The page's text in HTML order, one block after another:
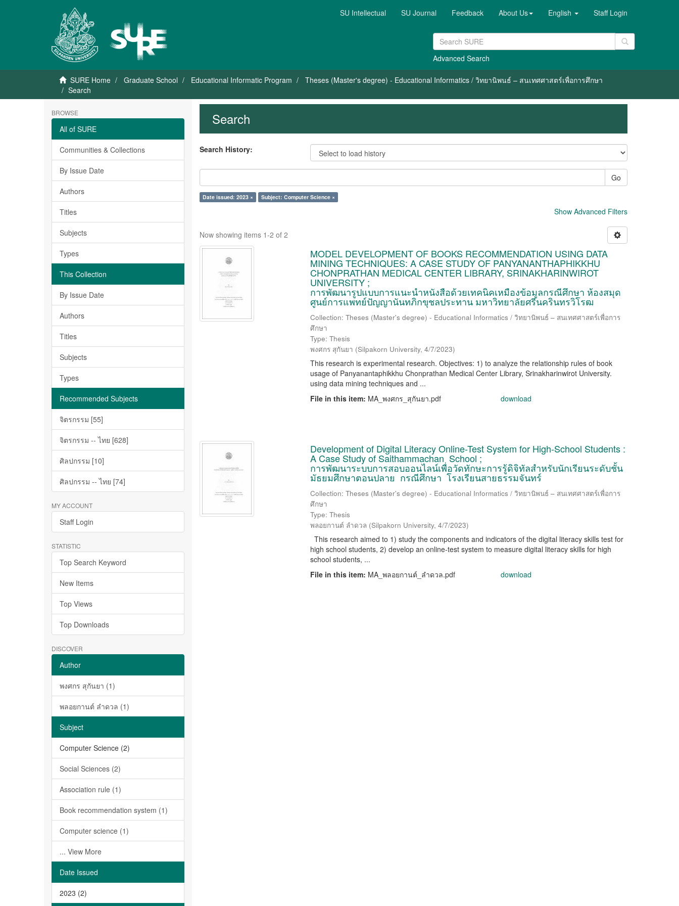
SU Intellectual SU Journal Feedback About Us English Staff Login
Advanced Search
SURE Home Graduate School Educational Informatic Program
Theses (Master's degree) - Educational Informatics / วิทยานิพนธ์ – สนเทศศาสตร์เพื่อการศึกษา
Search
BROWSE
All of SURE
Communities & Collections
By Issue Date
Authors
Titles
Subjects
Types
This Collection
By Issue Date
Authors
Titles
Subjects
Types
Recommended Subjects
จิตรกรรม [55]
จิตรกรรม -- ไทย [628]
ศิลปกรรม [10]
ศิลปกรรม -- ไทย [74]
MY ACCOUNT
Staff Login
STATISTIC
Top Search Keyword
New Items
Top Views
Top Downloads
DISCOVER
Author
พงศกร สุกันยา (1)
พลอยกานต์ ลำดวล (1)
Subject
Computer Science (2)
Social Sciences (2)
Association rule (1)
Book recommendation system (1)
Computer science (1)
... View More
Date Issued
2023 (2)
Search
Search History:
Go
Date issued: 2023 × Subject: Computer Science ×
Show Advanced Filters
Now showing items 1-2 of 2
MODEL DEVELOPMENT OF BOOKS RECOMMENDATION USING DATA
MINING TECHNIQUES: A CASE STUDY OF PANYANANTHAPHIKKHU
CHONPRATHAN MEDICAL CENTER LIBRARY, SRINAKHARINWIROT
UNIVERSITY ;
การพัฒนารูปแบบการแนะนำหนังสือด้วยเทคนิคเหมืองข้อมูลกรณีศึกษา ห้องสมุด
ศูนย์การแพทย์ปัญญานันทภิกขุชลประทาน มหาวิทยาลัยศรีนครินทรวิโรฒ
Collection: Theses (Master's degree) - Educational Informatics / วิทยานิพนธ์ – สนเทศศาสตร์เพื่อการ
ศึกษา
Type: Thesis
พงศกร สุกันยา (Silpakorn University, 4/7/2023)
This research is experimental research. Objectives: 1) to analyze the relationship rules of book
usage of Panyanantaphikkhu Chonprathan Medical Center Library, Srinakharinwirot University.
using data mining techniques and ...
File in this item: MA_พงศกร_สุกันยา.pdf download
Development of Digital Literacy Online-Test System for High-School Students :
A Case Study of Saithammachan School ;
การพัฒนาระบบการสอบออนไลน์เพื่อวัดทักษะการรู้ดิจิทัลสำหรับนักเรียนระดับชั้น
มัธยมศึกษาตอนปลาย กรณีศึกษา โรงเรียนสายธรรมจันทร์
Collection: Theses (Master's degree) - Educational Informatics / วิทยานิพนธ์ – สนเทศศาสตร์เพื่อการ
ศึกษา
Type: Thesis
พลอยกานต์ ลำดวล (Silpakorn University, 4/7/2023)
This research aimed to 1) study the components and indicators of the digital literacy skills test for
high school students, 2) develop an online-test system to measure digital literacy skills for high
school students, ...
File in this item: MA_พลอยกานต์_ลำดวล.pdf download